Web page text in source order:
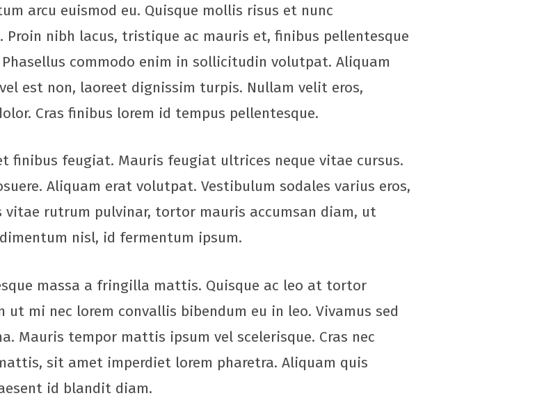
arcu euismod eu. Quisque mollis risus et nunc
nibh lacus, tristique ac mauris et, finibus pellentesque
commodo enim in sollicitudin volutpat. Aliquam
est non, laoreet dignissim turpis. Nullam velit eros,
Cras finibus lorem id tempus pellentesque.
finibus feugiat. Mauris feugiat ultrices neque vitae cursus.
Aliquam erat volutpat. Vestibulum sodales varius eros,
rutrum pulvinar, tortor mauris accumsan diam, ut
nisl, id fermentum ipsum.
massa a fringilla mattis. Quisque ac leo at tortor
mi nec lorem convallis bibendum eu in leo. Vivamus sed
Mauris tempor mattis ipsum vel scelerisque. Cras nec
sit amet imperdiet lorem pharetra. Aliquam quis
id blandit diam.